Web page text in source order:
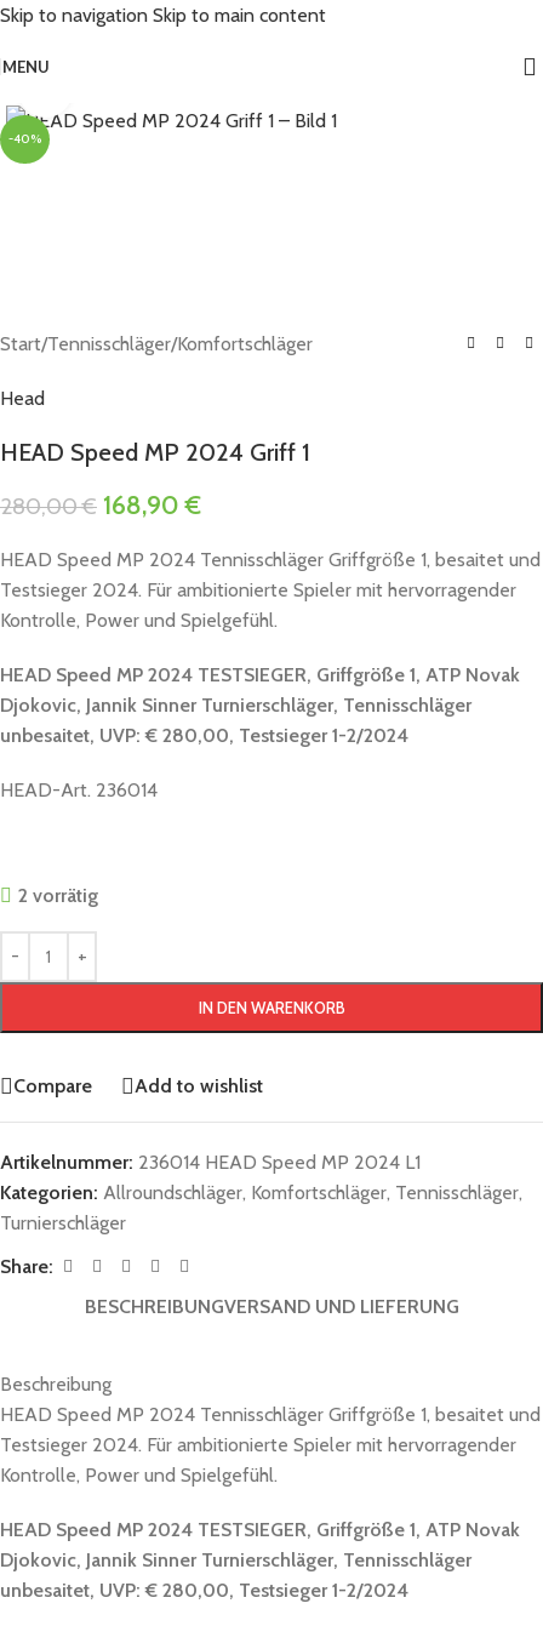
Skip to navigation Skip to main content
MENU
-40%
Start/Tennisschläger/Komfortschläger
Head
HEAD Speed MP 2024 Griff 1
280,00€ 168,90€
HEAD Speed MP 2024 Tennisschläger Griffgröße 1, besaitet und
Testsieger 2024. Für ambitionierte Spieler mit hervorragender
Kontrolle, Power und Spielgefühl.
HEAD Speed MP 2024 TESTSIEGER, Griffgröße 1, ATP Novak
Djokovic, Jannik Sinner Turnierschläger, Tennisschläger
unbesaitet, UVP: € 280,00, Testsieger 1-2/2024
HEAD-Art. 236014
2 vorrätig
IN DEN WARENKORB
Compare Add to wishlist
Artikelnummer: 236014 HEAD Speed MP 2024 L1
Kategorien: Allroundschläger, Komfortschläger, Tennisschläger,
Turnierschläger
Share:
BESCHREIBUNGVERSAND UND LIEFERUNG
Beschreibung
HEAD Speed MP 2024 Tennisschläger Griffgröße 1, besaitet und
Testsieger 2024. Für ambitionierte Spieler mit hervorragender
Kontrolle, Power und Spielgefühl.
HEAD Speed MP 2024 TESTSIEGER, Griffgröße 1, ATP Novak
Djokovic, Jannik Sinner Turnierschläger, Tennisschläger
unbesaitet, UVP: € 280,00, Testsieger 1-2/2024